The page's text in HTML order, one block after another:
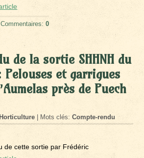
0
de la sortie SHHNH du
Pelouses et garrigues
près de Puech
| Mots clés:Compte-rendu
de cette sortie par Frédéric